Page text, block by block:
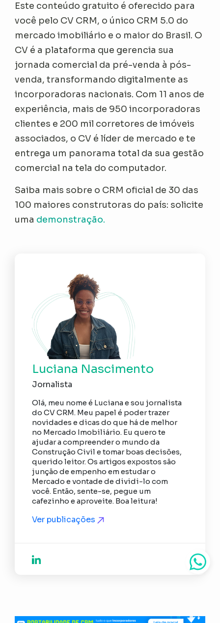
Este conteúdo gratuito é oferecido para
você pelo CV CRM, o único CRM 5.0 do
mercado imobiliário e o maior do Brasil. O
CV é a plataforma que gerencia sua
jornada comercial da pré-venda à pós-
venda, transformando digitalmente as
incorporadoras nacionais. Com 11 anos de
experiência, mais de 950 incorporadoras
clientes e 200 mil corretores de imóveis
associados, o CV é líder de mercado e te
entrega um panorama total da sua gestão
comercial na tela do computador.
Saiba mais sobre o CRM oficial de 30 das
100 maiores construtoras do país: solicite
uma demonstração.
Luciana Nascimento
Jornalista
Olá, meu nome é Luciana e sou jornalista
do CV CRM. Meu papel é poder trazer
novidades e dicas do que há de melhor
no Mercado Imobiliário. Eu quero te
ajudar a compreender o mundo da
Construção Civil e tomar boas decisões,
querido leitor. Os artigos expostos são
junção de empenho em estudar o
Mercado e vontade de dividi-lo com
você. Então, sente-se, pegue um
cafezinho e aproveite. Boa leitura!
Ver publicações